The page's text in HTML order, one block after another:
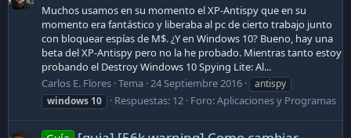
Muchos usamos en su momento el XP-Antispy que en su
momento era fantástico y liberaba al pc de cierto trabajo junto
con bloquear espías de M$. ¿Y en Windows 10? Bueno, hay una
beta del XP-Antispy pero no la he probado. Mientras tanto estoy
probando el Destroy Windows 10 Spying Lite: Al...
Carlos E. Flores Tema 24 Septiembre 2016
antispy
windows 10 Respuestas: 12 Foro:Aplicaciones y Programas